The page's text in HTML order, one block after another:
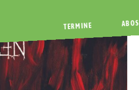
TERMINE ABOS